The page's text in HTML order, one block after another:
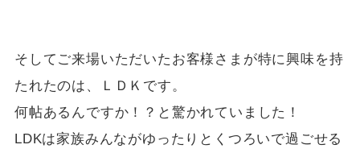
そしてご来場いただいたお客様さまが特に興味を持
たれたのは、ＬＤＫです。
何帖あるんですか！？と驚かれていました！
LDKは家族みんながゆったりとくつろいで過ごせる